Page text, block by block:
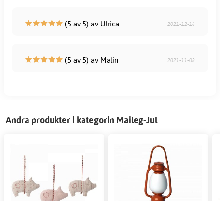
(5 av 5) av Ulrica 2021-12-16
(5 av 5) av Malin 2021-11-08
Andra produkter i kategorin Maileg-Jul